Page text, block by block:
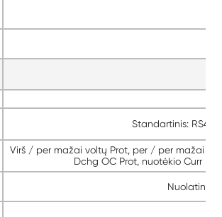
Standartinis:
Virš / per mažai voltų Prot, per / per mažai
Dchg OC Prot, nuotėkio Curr
Nuolatinės